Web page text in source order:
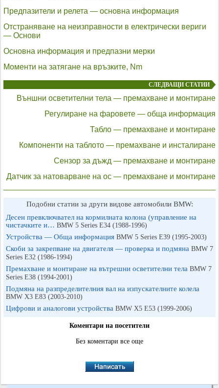
Предпазители и релета — основна информация
Отстраняване на неизправности в електрически вериги
— Основи
Основна информация и предпазни мерки
Моменти на затягане на връзките, Nm
СЛЕДВАЩИ СТАТИИ
Външни осветителни тела — премахване и монтиране
Регулиране на фаровете — обща информация
Табло — премахване и монтиране
Компоненти на таблото — премахване и инсталиране
Сензор за дъжд — премахване и монтиране
Датчик за натоварване на ос — премахване и монтиране
Подобни статии за други видове автомобили BMW:
Десен превключвател на кормилната колона (управление на
чистачките и… BMW 5 Series E34 (1988-1996)
Устройства — Обща информация BMW 5 Series E39 (1995-2003)
Скоби за закрепване на двигателя — проверка и подмяна BMW 7
Series E32 (1986-1994)
Премахване и монтиране на вътрешни осветителни тела BMW 7
Series E38 (1994-2001)
Подмяна на разпределителния вал на изпускателните колела
BMW X3 Е83 (2003-2010)
Цифрови и аналогови устройства BMW X5 E53 (1999-2006)
Коментари на посетители
Без коментари все още